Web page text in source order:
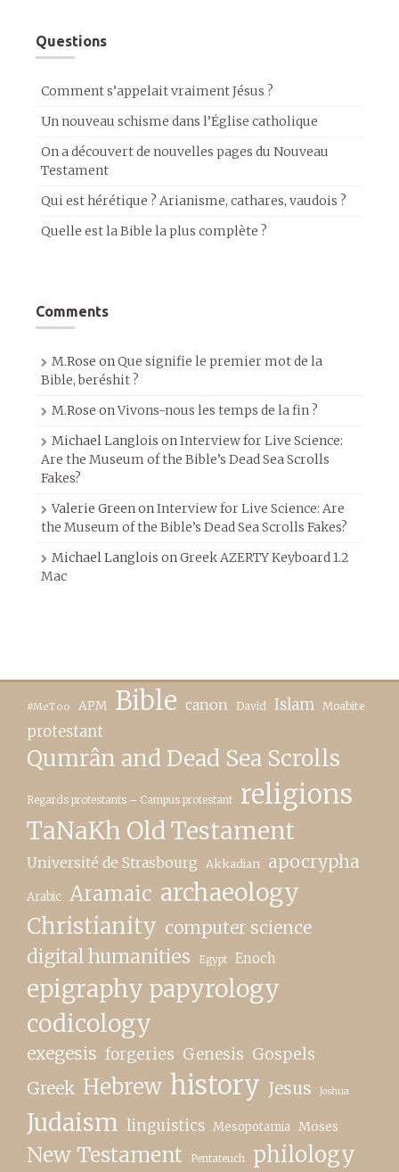
Questions
Comment s’appelait vraiment Jésus ?
Un nouveau schisme dans l’Église catholique
On a découvert de nouvelles pages du Nouveau
Testament
Qui est hérétique ? Arianisme, cathares, vaudois ?
Quelle est la Bible la plus complète ?
Comments
M.Rose onQue signifie le premier mot de la
Bible, beréshit ?
M.Rose onVivons-nous les temps de la fin ?
Michael Langlois onInterview for Live Science:
Are the Museum of the Bible’s Dead Sea Scrolls
Fakes?
Valerie GreenonInterview for Live Science: Are
the Museum of the Bible’s Dead Sea Scrolls Fakes?
Michael Langlois onGreek AZERTY Keyboard 1.2
Mac
#MeToo APM Bible canon David Islam Moabite
protestant
Qumrân and Dead Sea Scrolls
Regards protestants – Campus protestant religions
TaNaKh Old Testament
Université de Strasbourg Akkadian apocrypha
Arabic Aramaic archaeology
Christianity computer science
digital humanities Egypt Enoch
epigraphy papyrology
codicology
exegesis forgeries Genesis Gospels
Greek Hebrew history Jesus Joshua
Judaism linguistics Mesopotamia Moses
New Testament Pentateuch philology